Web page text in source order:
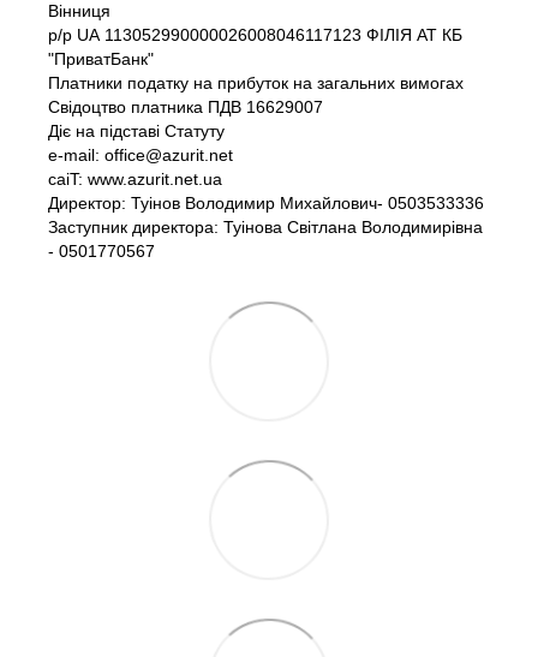
Вінниця
р/р UА 113052990000026008046117123 ФІЛІЯ АТ КБ
"ПриватБанк"
Платники податку на прибуток на загальних вимогах
Свідоцтво платника ПДВ 16629007
Діє на підставі Статуту
e-mail: office@azurit.net
caiT: www.azurit.net.ua
Директор: Туінов Володимир Михайлович- 0503533336
Заступник директора: Туінова Світлана Володимирівна
- 0501770567